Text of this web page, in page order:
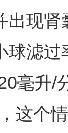
出现
球滤
毫升/
这个